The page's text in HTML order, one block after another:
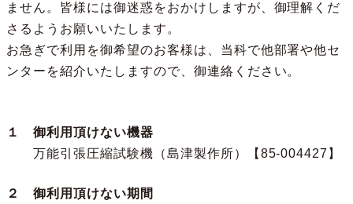
ません。皆様には御迷惑をおかけしますが、御理解くだ
さるようお願いいたします。
お急ぎで利用を御希望のお客様は、当科で他部署や他セ
ンターを紹介いたしますので、御連絡ください。
１ 御利用頂けない機器
万能引張圧縮試験機（島津製作所）【85-004427】
２ 御利用頂けない期間